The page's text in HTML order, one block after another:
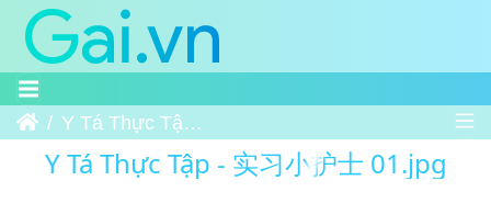
Trang chủY Tá Thực Tập - 实习小护士 01
Y Tá Thực Tập - 实习小护士 01.jpg